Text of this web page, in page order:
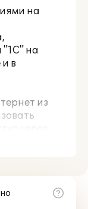
на
"1С" на
в
из